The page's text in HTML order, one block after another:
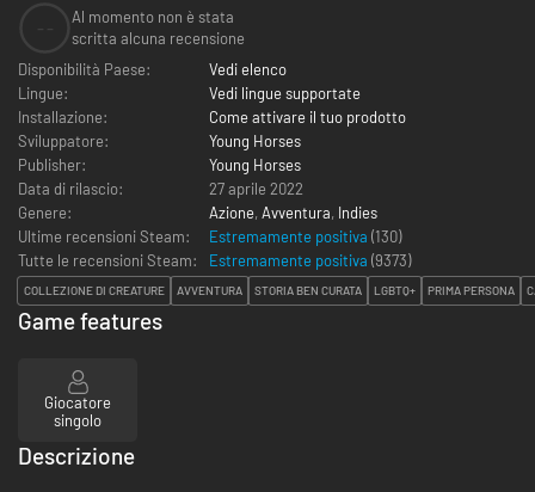
Al momento non è stata
scritta alcuna recensione
Disponibilità Paese:
Vedi elenco
Lingue:
Vedi lingue supportate
Installazione:
Come attivare il tuo prodotto
Sviluppatore:
Young Horses
Publisher:
Young Horses
Data di rilascio:
27 aprile 2022
Genere:
Azione, Avventura, Indies
Ultime recensioni Steam:
Estremamente positiva (130)
Tutte le recensioni Steam:
Estremamente positiva (9373)
COLLEZIONE DI CREATURE AVVENTURA STORIA BEN CURATA LGBTQ+ PRIMA PERSONA
Game features
Giocatore
singolo
Descrizione